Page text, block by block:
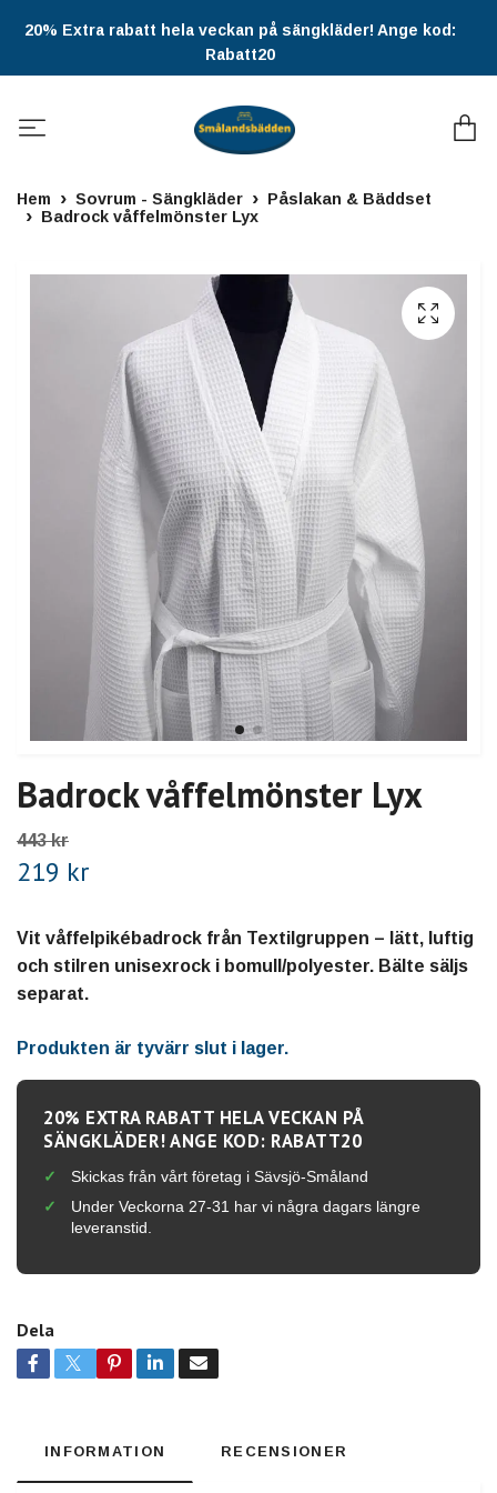
20% Extra rabatt hela veckan på sängkläder! Ange kod:
Rabatt20
Hem Sovrum - Sängkläder
Påslakan & Bäddset
Badrock våffelmönster Lyx
Badrock våffelmönster Lyx
443 kr
219 kr
Vit våffelpikébadrock från Textilgruppen – lätt, luftig
och stilren unisexrock i bomull/polyester. Bälte säljs
separat.
Produkten är tyvärr slut i lager.
20% EXTRA RABATT HELA VECKAN PÅ
SÄNGKLÄDER! ANGE KOD: RABATT20
Skickas från vårt företag i Sävsjö-Småland
Under Veckorna 27-31 har vi några dagars längre
leveranstid.
Dela
INFORMATION RECENSIONER